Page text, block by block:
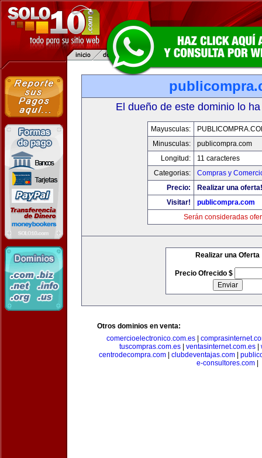
El dueño de este dominio lo
Mayusculas:
Minusculas:
publicompra.com
Longitud:
11 caracteres
Categorias:
Compras y
Precio:
Realizar una oferta!
Visitar!
publicompra.com
Serán consideradas
Realizar una Oferta
Precio Ofrecido $
Otros dominios en venta:
comercioelectronico.com.es
tuscompras.com.es| ventasinternet.com.es|
centrodecompra.com| clubdeventajas.com|
e-consultores.com